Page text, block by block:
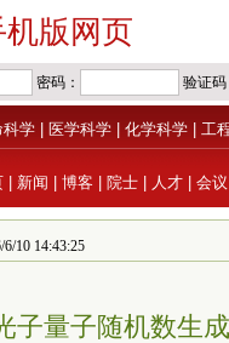
版网页
科学 医学科学 化学科学 工
新闻 博客 院士 人才 会议
10 14:43:25
子量子随机数生